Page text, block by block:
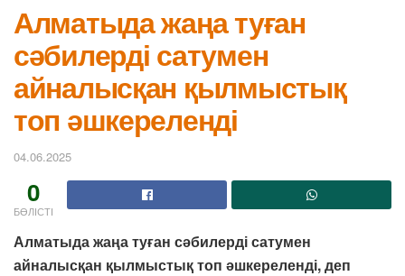
Алматыда жаңа туған
сәбилерді сатумен
айналысқан қылмыстық
топ әшкереленді
04.06.2025
0
БӨЛІСТІ
Алматыда жаңа туған сәбилерді сатумен
айналысқан қылмыстық топ әшкереленді, деп